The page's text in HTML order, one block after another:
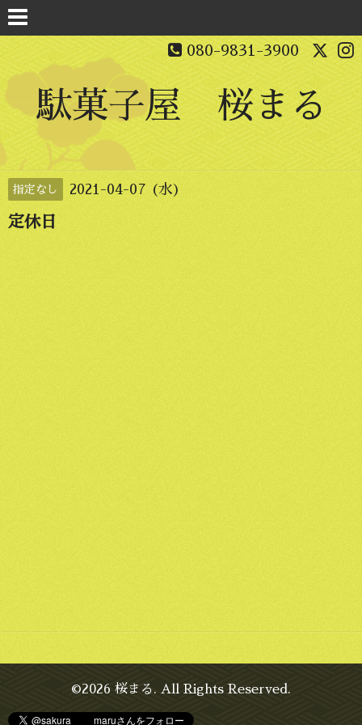
080-9831-3900
駄菓子屋 桜まる
指定なし 2021-04-07 (水)
定休日
©2026 桜まる. All Rights Reserved.